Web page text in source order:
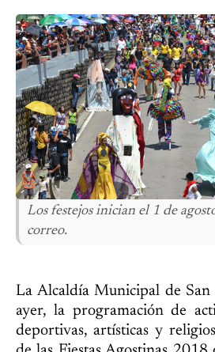
Los festejos inician el 1 de
correo.
La Alcaldía Municipal de San
ayer, la programación de
deportivas, artísticas y